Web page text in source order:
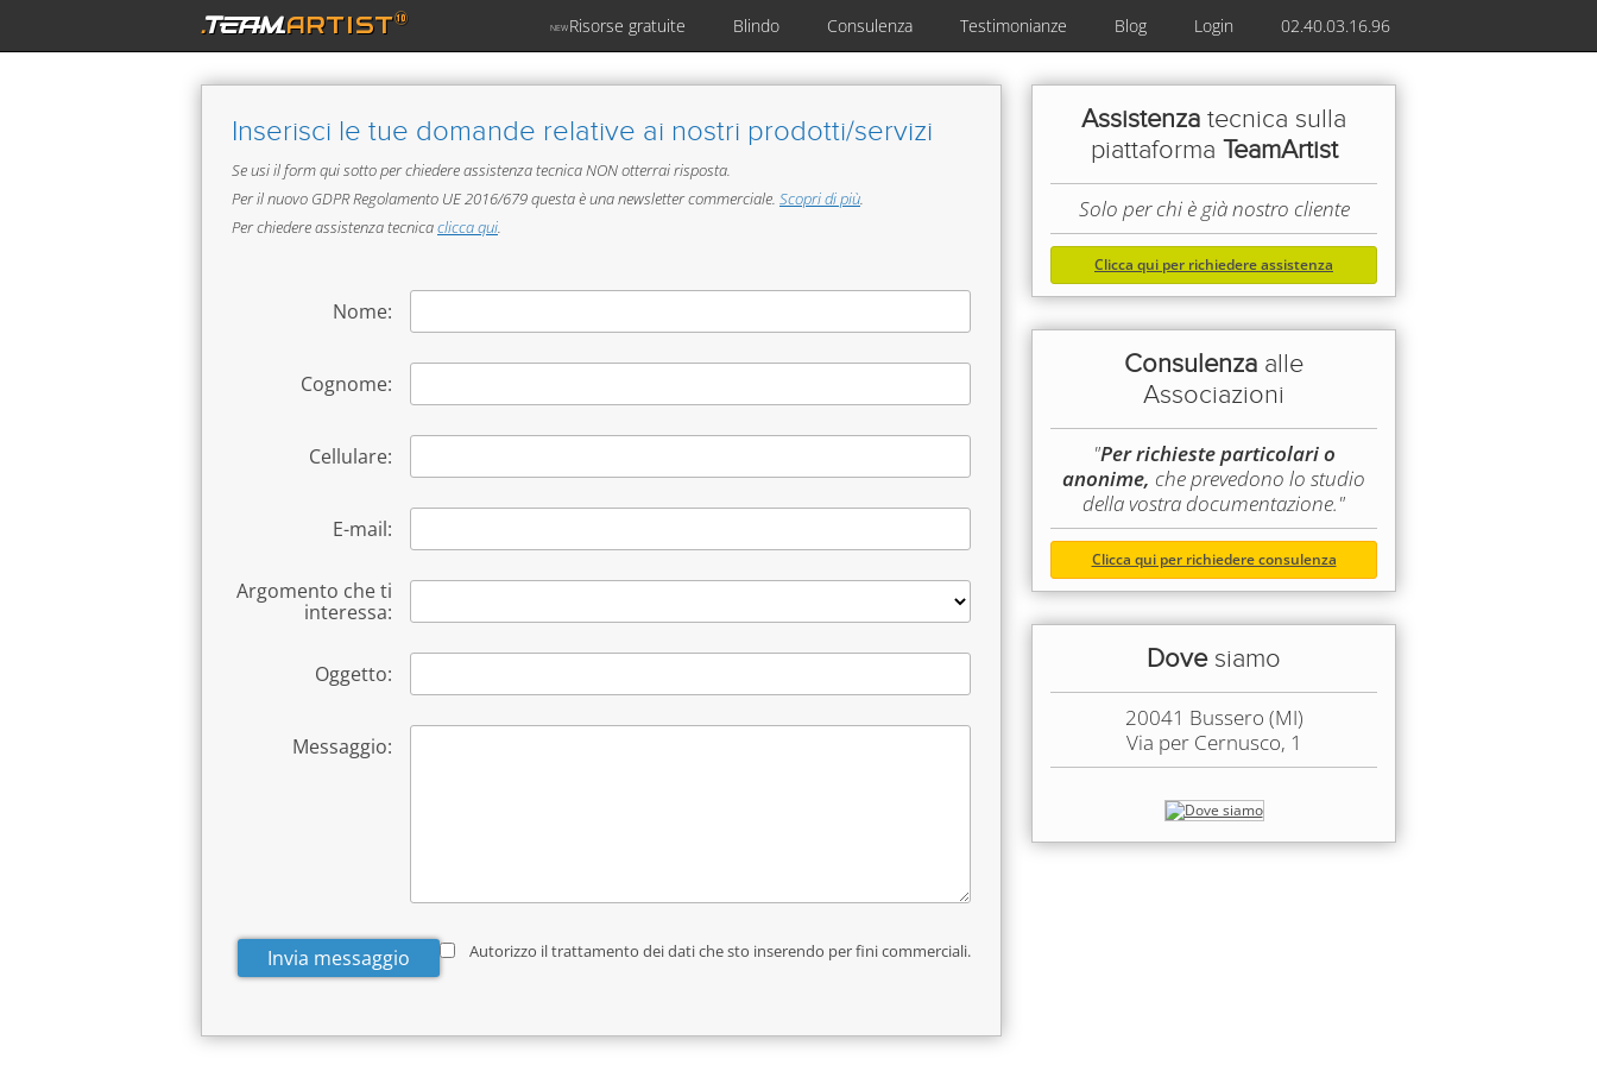
.teamARTIST® NEW Risorse gratuite Blindo Consulenza Testimonianze Blog Login 02.40.03.16.96
Inserisci le tue domande relative ai nostri prodotti/servizi
Se usi il form qui sotto per chiedere assistenza tecnica NON otterrai risposta.
Per il nuovo GDPR Regolamento UE 2016/679 questa è una newsletter commerciale. Scopri di più.
Per chiedere assistenza tecnicaclicca qui.
Nome:
Cognome:
Cellulare:
E-mail:
Argomento che ti
interessa:
Oggetto:
Messaggio:
Autorizzo il trattamento dei dati che sto inserendo per fini commerciali.
Assistenza tecnica sulla
piattaforma TeamArtist
Solo per chi è già nostro cliente
Clicca qui per richiedere assistenza
Consulenza alle
Associazioni
"Per richieste particolari o
anonime, che prevedono lo studio
della vostra documentazione."
Clicca qui per richiedere consulenza
Dovesiamo
20041 Bussero (MI)
Via per Cernusco, 1